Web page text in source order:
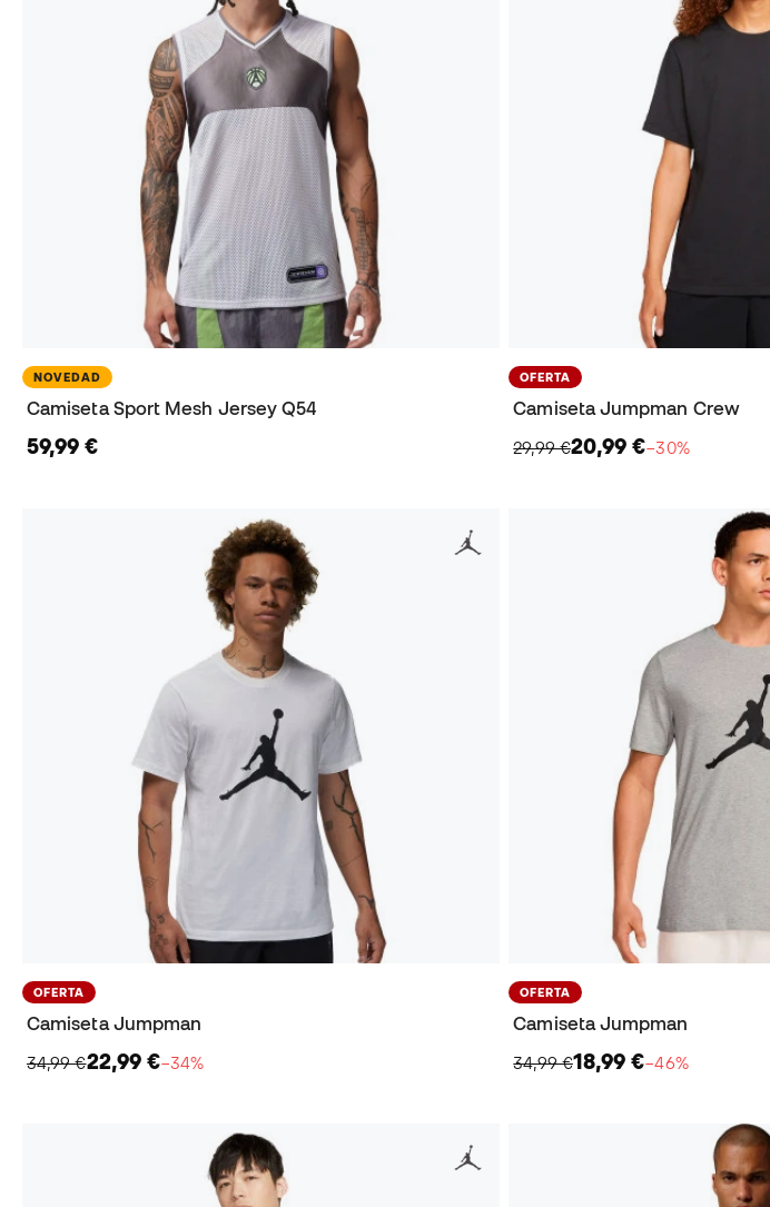
NOVEDAD
Camiseta Sport Mesh Jersey Q54
59,99 €
OFERTA
Camiseta Jumpman Crew
29,99 €20,99 €−30%
OFERTA
Camiseta Jumpman
34,99 €22,99 €−34%
OFERTA
Camiseta Jumpman
34,99 €18,99 €−46%